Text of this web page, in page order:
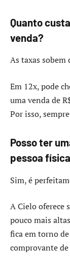
Quanto
venda?
As taxas sobem
Em 12x, pode
uma venda de
Por isso,
Posso ter
pessoa
Sim, é
A Cielo oferece
pouco mais
fica em torno de
comprovante